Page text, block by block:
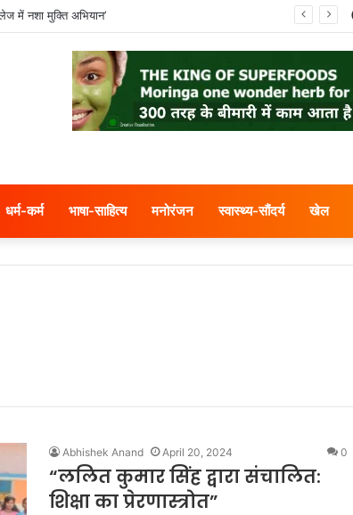
में नशा मुक्ति अभियान’
धर्म-कर्म भाषा-साहित्य मनोरंजन स्वास्थ्य-सौंदर्य खेल
Abhishek Anand April 20, 2024 0
“ललित कुमार सिंह द्वारा संचालित:
शिक्षा का प्रेरणास्त्रोत”